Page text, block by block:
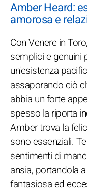
Amber Heard:
amorosa e
Con Venere in
semplici e genuini
un'esistenza
assaporando ciò
abbia un forte
spesso la riporta
Amber trova la
sono essenziali.
sentimenti di
ansia, portandola
fantasiosa ed